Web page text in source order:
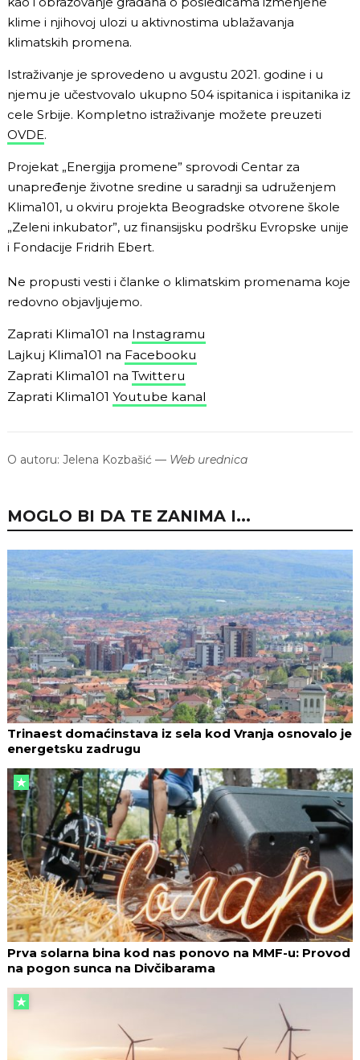
klime i njihovoj ulozi u aktivnostima ublažavanja
klimatskih promena.
Istraživanje je sprovedeno u avgustu 2021. godine i u
njemu je učestvovalo ukupno 504 ispitanica i ispitanika iz
cele Srbije. Kompletno istraživanje možete preuzeti
OVDE.
Projekat „Energija promene” sprovodi Centar za
unapređenje životne sredine u saradnji sa udruženjem
Klima101, u okviru projekta Beogradske otvorene škole
„Zeleni inkubator”, uz finansijsku podršku Evropske unije
i Fondacije Fridrih Ebert.
Ne propusti vesti i članke o klimatskim promenama koje
redovno objavljujemo.
Zaprati Klima101 na Instagramu
Lajkuj Klima101 na Facebooku
Zaprati Klima101 na Twitteru
Zaprati Klima101 Youtube kanal
O autoru: Jelena Kozbašić — Web urednica
MOGLO BI DA TE ZANIMA I...
Trinaest domaćinstava iz sela kod Vranja osnovalo je
energetsku zadrugu
Prva solarna bina kod nas ponovo na MMF-u: Provod
na pogon sunca na Divčibarama